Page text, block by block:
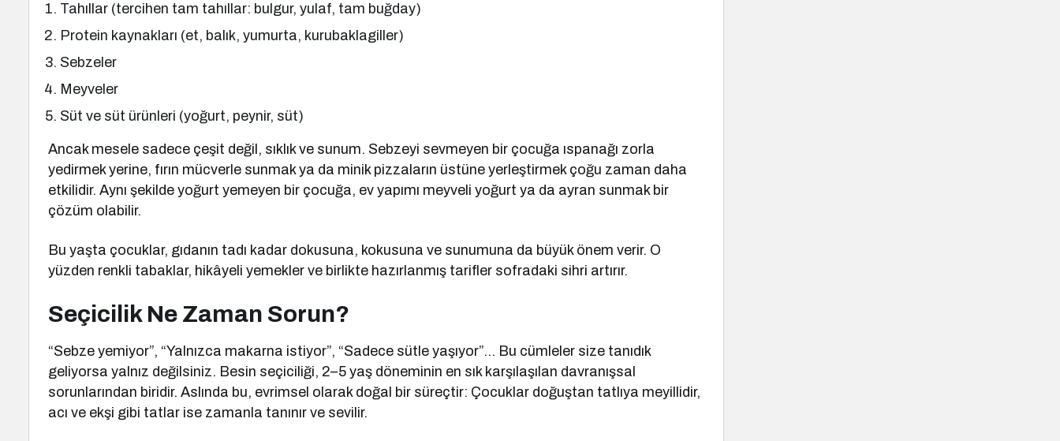
Tahıllar (tercihen tam tahıllar: bulgur, yulaf, tam buğday)
Protein kaynakları (et, balık, yumurta, kurubaklagiller)
Sebzeler
Meyveler
Süt ve süt ürünleri (yoğurt, peynir, süt)
Ancak mesele sadece çeşit değil, sıklık ve sunum. Sebzeyi sevmeyen bir çocuğa ıspanağı zorla
yedirmek yerine, fırın mücverle sunmak ya da minik pizzaların üstüne yerleştirmek çoğu zaman daha
etkilidir. Aynı şekilde yoğurt yemeyen bir çocuğa, ev yapımı meyveli yoğurt ya da ayran sunmak bir
çözüm olabilir.
Bu yaşta çocuklar, gıdanın tadı kadar dokusuna, kokusuna ve sunumuna da büyük önem verir. O
yüzden renkli tabaklar, hikâyeli yemekler ve birlikte hazırlanmış tarifler sofradaki sihri artırır.
Seçicilik Ne Zaman Sorun?
“Sebze yemiyor”, “Yalnızca makarna istiyor”, “Sadece sütle yaşıyor”… Bu cümleler size tanıdık
geliyorsa yalnız değilsiniz. Besin seçiciliği, 2–5 yaş döneminin en sık karşılaşılan davranışsal
sorunlarından biridir. Aslında bu, evrimsel olarak doğal bir süreçtir: Çocuklar doğuştan tatlıya meyillidir,
acı ve ekşi gibi tatlar ise zamanla tanınır ve sevilir.